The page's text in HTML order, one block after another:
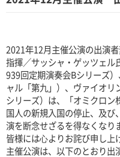
2021年12月主催公演の出演
指揮／サッシャ・ゲッツェル
939回定期演奏会Bシリーズ
ャル「第九」）、ヴァイオリ
シリーズ）は、「オミクロン
国人の新規入国の停止、及び
演を断念せざるを得なくなり
皆様には⼼よりお詫び申し上
主催公演は、以下のとおり出